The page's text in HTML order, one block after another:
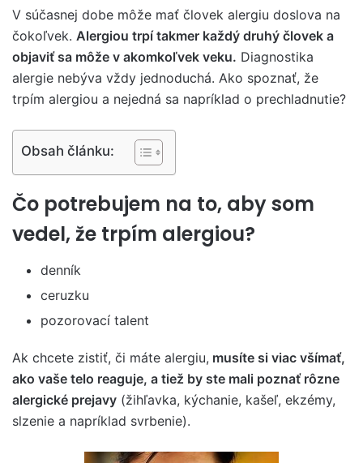
V súčasnej dobe môže mať človek alergiu doslova na
čokoľvek. Alergiou trpí takmer každý druhý človek a
objaviť sa môže v akomkoľvek veku. Diagnostika
alergie nebýva vždy jednoduchá. Ako spoznať, že
trpím alergiou a nejedná sa napríklad o prechladnutie?
Obsah článku:
Čo potrebujem na to, aby som
vedel, že trpím alergiou?
denník
ceruzku
pozorovací talent
Ak chcete zistiť, či máte alergiu, musíte si viac všímať,
ako vaše telo reaguje, a tiež by ste mali poznať rôzne
alergické prejavy (žihľavka, kýchanie, kašeľ, ekzémy,
slzenie a napríklad svrbenie).